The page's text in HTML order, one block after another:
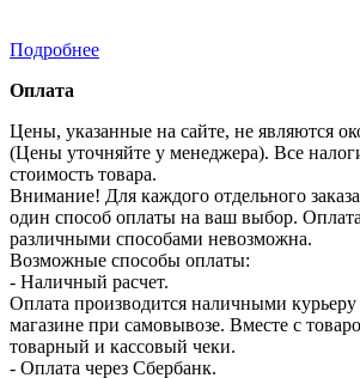
Подробнее
Оплата
Цены, указанные на сайте, не являются
(Цены уточняйте у менеджера). Все
стоимость товара.
Внимание! Для каждого отдельного
один способ оплаты на ваш выбор. Оплата
различными способами невозможна.
Возможные способы оплаты:
- Наличный расчет.
Оплата производится наличными
магазине при самовывозе. Вместе с
товарный и кассовый чеки.
- Оплата через Сбербанк.